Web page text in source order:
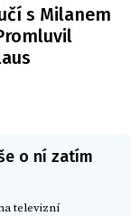
s Milanem
o ní zatím
televizní